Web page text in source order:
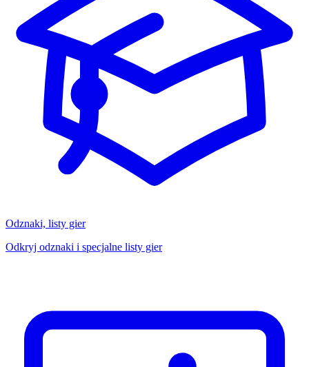
Odznaki, listy gier
Odkryj odznaki i specjalne listy gier